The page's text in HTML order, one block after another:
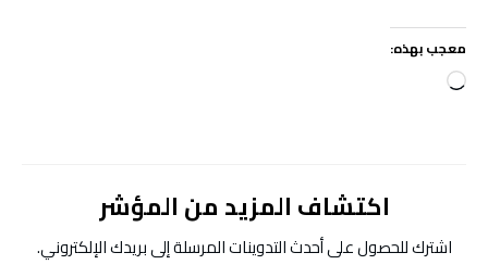
معجب بهذه:
جاري
اكتشاف المزيد من المؤشر
اشترك للحصول على أحدث التدوينات المرسلة إلى بريدك الإلكتروني.